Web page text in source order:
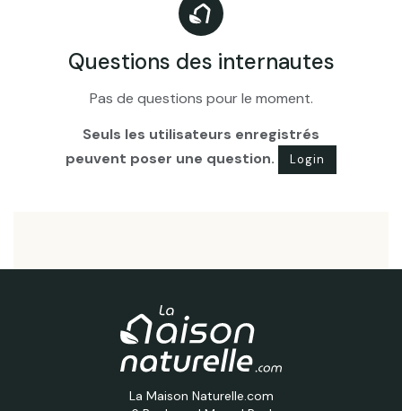
Questions des internautes
Pas de questions pour le moment.
Seuls les utilisateurs enregistrés
peuvent poser une question.
Login
La Maison Naturelle.com